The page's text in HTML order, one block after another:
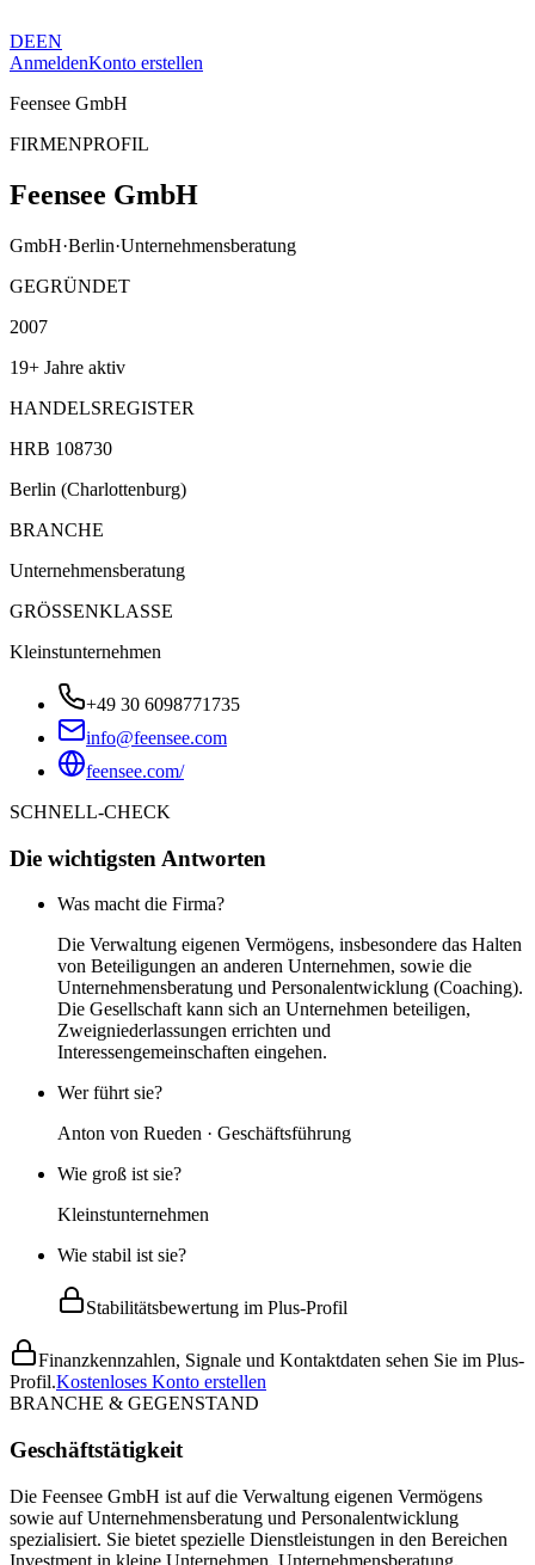
DEEN
AnmeldenKonto erstellen
Feensee GmbH
FIRMENPROFIL
Feensee GmbH
GmbH·Berlin·Unternehmensberatung
GEGRÜNDET
2007
19+ Jahre aktiv
HANDELSREGISTER
HRB 108730
Berlin (Charlottenburg)
BRANCHE
Unternehmensberatung
GRÖSSENKLASSE
Kleinstunternehmen
+49 30 6098771735
info@feensee.com
feensee.com/
SCHNELL-CHECK
Die wichtigsten Antworten
Was macht die Firma?
Die Verwaltung eigenen Vermögens, insbesondere das Halten
von Beteiligungen an anderen Unternehmen, sowie die
Unternehmensberatung und Personalentwicklung (Coaching).
Die Gesellschaft kann sich an Unternehmen beteiligen,
Zweigniederlassungen errichten und
Interessengemeinschaften eingehen.
Wer führt sie?
Anton von Rueden · Geschäftsführung
Wie groß ist sie?
Kleinstunternehmen
Wie stabil ist sie?
Stabilitätsbewertung im Plus-Profil
Finanzkennzahlen, Signale und Kontaktdaten sehen Sie im Plus-
Profil.Kostenloses Konto erstellen
BRANCHE & GEGENSTAND
Geschäftstätigkeit
Die Feensee GmbH ist auf die Verwaltung eigenen Vermögens
sowie auf Unternehmensberatung und Personalentwicklung
spezialisiert. Sie bietet spezielle Dienstleistungen in den Bereichen
Investment in kleine Unternehmen, Unternehmensberatung,